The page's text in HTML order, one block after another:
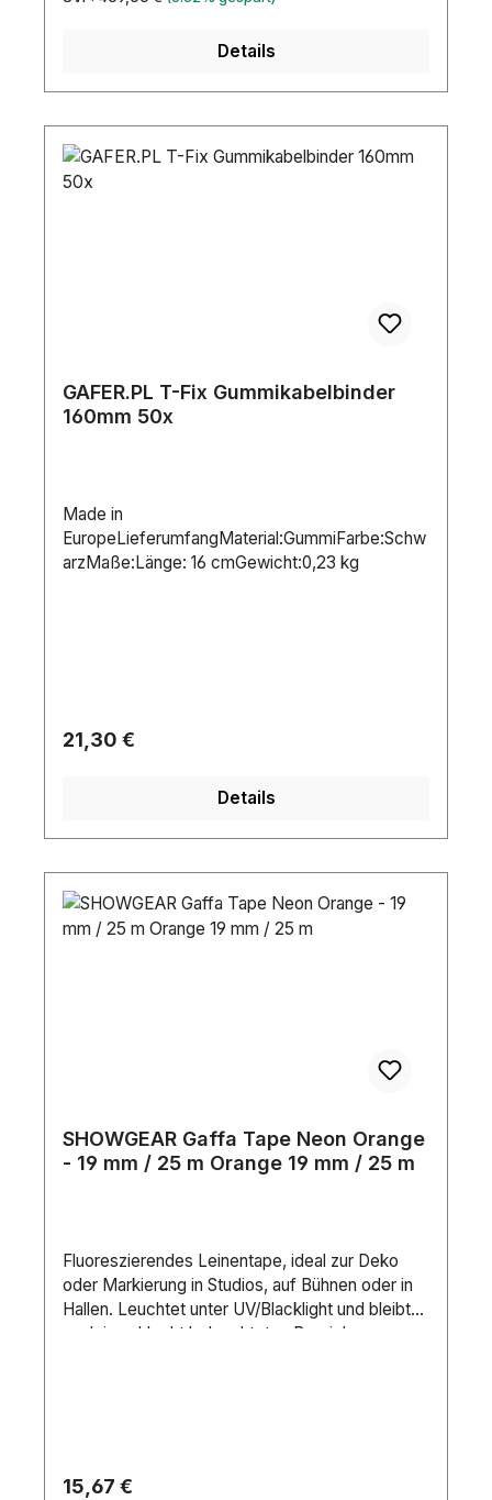
unzählige Dekorations-Szenen geschaffen
weiß Material Stretchstoff Brandschutzklasse B1
Details
GAFER.PL T-Fix Gummikabelbinder
160mm 50x
Made in
EuropeLieferumfangMaterial:GummiFarbe:Schw
arzMaße:Länge: 16 cmGewicht:0,23 kg
Regulärer Preis:
21,30 €
Details
SHOWGEAR Gaffa Tape Neon Orange
- 19 mm / 25 m Orange 19 mm / 25 m
Fluoreszierendes Leinentape, ideal zur Deko
oder Markierung in Studios, auf Bühnen oder in
Hallen. Leuchtet unter UV/Blacklight und bleibt
auch in schlecht beleuchteten Bereichen
Regulärer Preis:
15,67 €